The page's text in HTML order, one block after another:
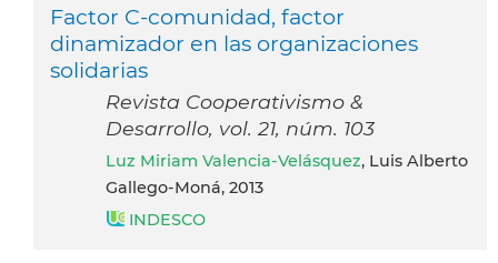
Factor C-comunidad, factor
dinamizador en las organizaciones
solidarias
Revista Cooperativismo &
Desarrollo, vol. 21, núm. 103
Luz Miriam Valencia-Velásquez, Luis Alberto
Gallego-Moná, 2013
INDESCO